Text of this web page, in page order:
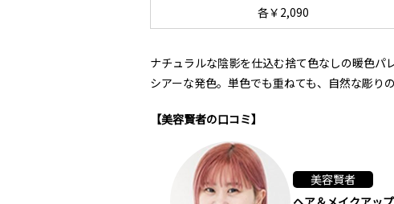
各￥2,090
ナチュラルな陰影を仕込む捨て色なしの暖色パ
シアーな発色。単色でも重ねても、自然な彫り
【美容賢者の口コミ】
美容賢者